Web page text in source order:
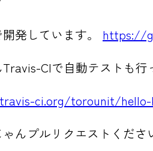
発しています。 https://
CIで自動テストも行
ci.org/torounit/hello-
ゃんプルリクエストくださ